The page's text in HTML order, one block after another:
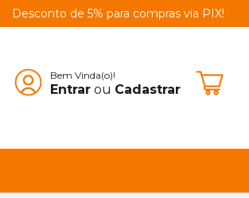
Desconto de 5% para compras via PIX!
Bem Vinda(o)!
Entrar ou Cadastrar